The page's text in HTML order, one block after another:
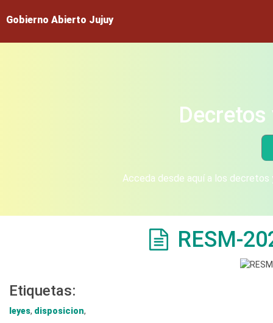
Gobierno Abierto Jujuy
Acceda desde aquí a los
RESM-
Etiquetas:
leyes, disposicion,